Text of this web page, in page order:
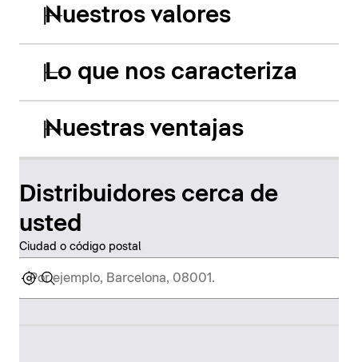
Nuestros valores
Lo que nos caracteriza
Nuestras ventajas
Distribuidores cerca de
usted
Ciudad o código postal